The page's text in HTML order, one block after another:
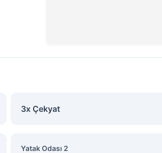
3x Çekyat
Yatak Odası 2